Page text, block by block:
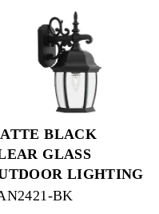
BLACK
GLASS
LIGHTING
BK